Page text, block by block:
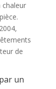
chaleur
de
un